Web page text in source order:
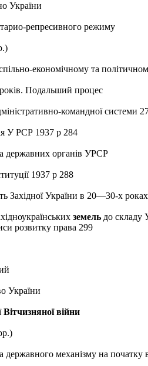
України
репресивного режиму
економічному та
Подальший процес
командної системи
У РСР 1937 р 284
державних органів УРСР
1937 р 288
Західної України в 20—30-х
земель до складу
розвитку права 299
України
Вітчизняної війни
державного механізму на початку